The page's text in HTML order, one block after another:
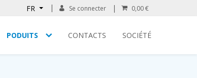
FR Se connecter 0,00 €
PODUITS CONTACTS SOCIÉTÉ